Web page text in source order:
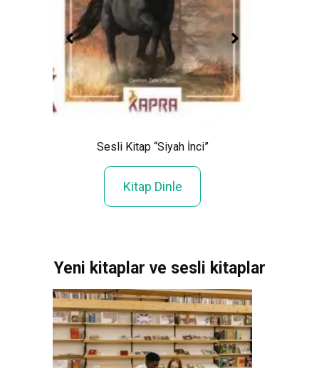
Sesli Kitap “Siyah İnci”
Kitap Dinle
Yeni kitaplar ve sesli kitaplar